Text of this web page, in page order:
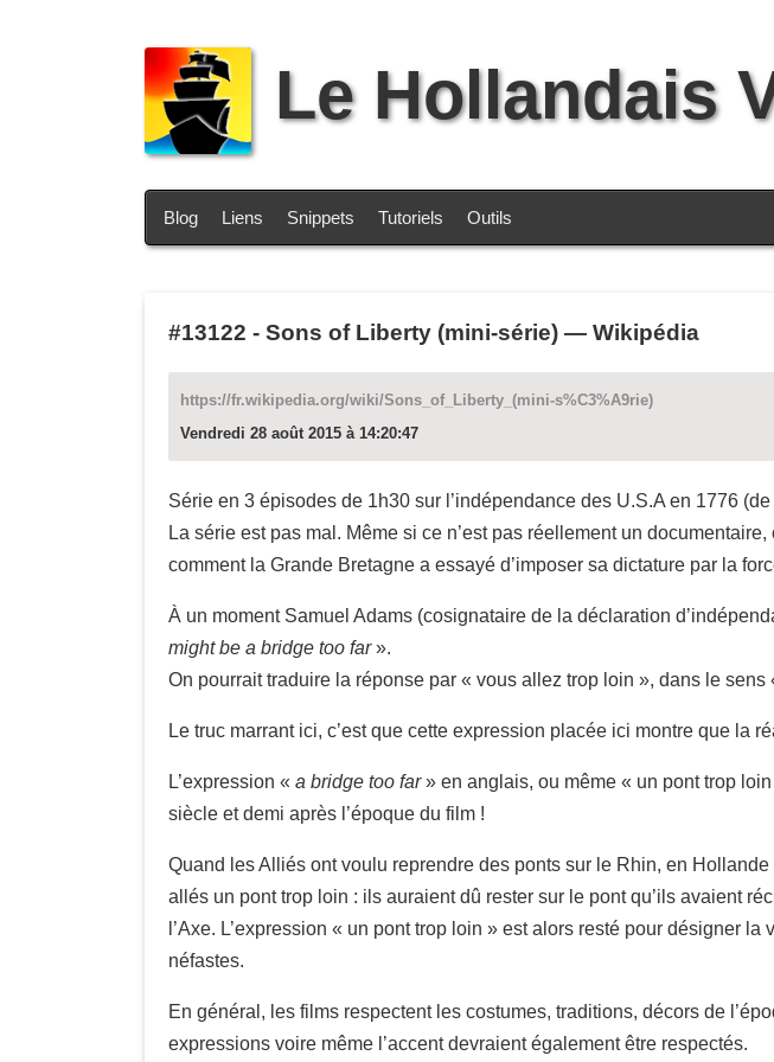
Le Hollandais
Blog Liens Snippets Tutoriels Outils
#13122 - Sons of Liberty (mini-série) — Wikipédia
https://fr.wikipedia.org/wiki/Sons_of_Liberty_(mini-s%C3%A9rie)
Vendredi 28 août 2015 à 14:20:47
Série en 3 épisodes de 1h30 sur l’indépendance des U.S.A en 1776
La série est pas mal. Même si ce n’est pas réellement un
comment la Grande Bretagne a essayé d’imposer sa dictature par la
À un moment Samuel Adams (cosignataire de la déclaration
might be a bridge too far».
On pourrait traduire la réponse par « vous allez trop loin », dans le
Le truc marrant ici, c’est que cette expression placée ici montre que la
L’expression « a bridge too far» en anglais, ou même « un pont trop
siècle et demi après l’époque du film !
Quand les Alliés ont voulu reprendre des ponts sur le Rhin, en Hollande
allés un pont trop loin : ils auraient dû rester sur le pont qu’ils avaient
l’Axe. L’expression « un pont trop loin » est alors resté pour désigner
néfastes.
En général, les films respectent les costumes, traditions, décors de
expressions voire même l’accent devraient également être respectés.